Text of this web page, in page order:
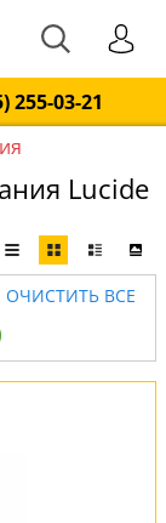
255-03-21
Lucide
ОЧИСТИТЬ ВСЕ